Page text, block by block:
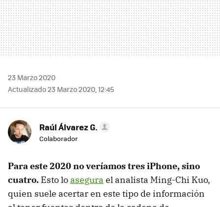
23 Marzo 2020
Actualizado 23 Marzo 2020, 12:45
Raúl Álvarez G.
Colaborador
Para este 2020 no veríamos tres iPhone, sino
cuatro. Esto lo asegura el analista Ming-Chi Kuo,
quien suele acertar en este tipo de información